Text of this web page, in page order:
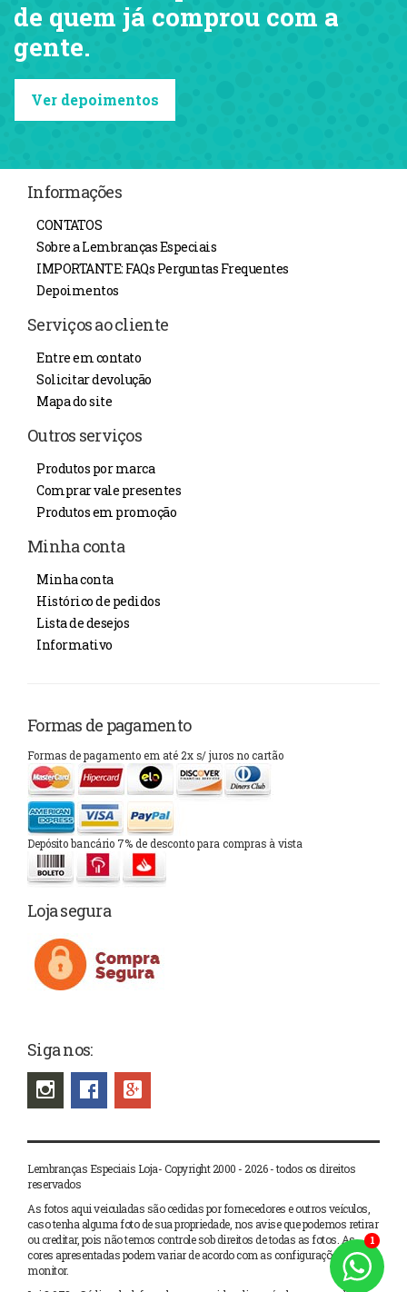
de quem já comprou com a
gente.
Ver depoimentos
Informações
CONTATOS
Sobre a Lembranças Especiais
IMPORTANTE: FAQs Perguntas Frequentes
Depoimentos
Serviços ao cliente
Entre em contato
Solicitar devolução
Mapa do site
Outros serviços
Produtos por marca
Comprar vale presentes
Produtos em promoção
Minha conta
Minha conta
Histórico de pedidos
Lista de desejos
Informativo
Formas de pagamento
Formas de pagamento em até 2x s/ juros no cartão
Depósito bancário 7% de desconto para compras à vista
Loja segura
Siga nos:
Lembranças Especiais Loja- Copyright 2000 - 2026 - todos os direitos
reservados
As fotos aqui veiculadas são cedidas por fornecedores e outros veículos,
caso tenha alguma foto de sua propriedade, nos avise que podemos retirar
ou creditar, pois não temos controle sob direitos de todas as fotos. As
cores apresentadas podem variar de acordo com as configurações de seu
monitor.
1